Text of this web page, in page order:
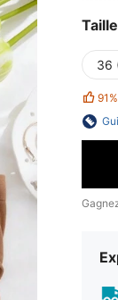
Taille
36
91%